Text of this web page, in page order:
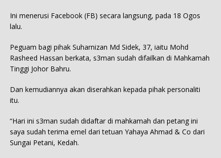
Ini menerusi Facebook (FB) secara langsung, pada 18 Ogos
lalu.
Peguam bagi pihak Suharnizan Md Sidek, 37, iaitu Mohd
Rasheed Hassan berkata, s3man sudah difailkan di Mahkamah
Tinggi Johor Bahru.
Dan kemudiannya akan diserahkan kepada pihak personaliti
itu.
“Hari ini s3man sudah didaftar di mahkamah dan petang ini
saya sudah terima emel dari tetuan Yahaya Ahmad & Co dari
Sungai Petani, Kedah.